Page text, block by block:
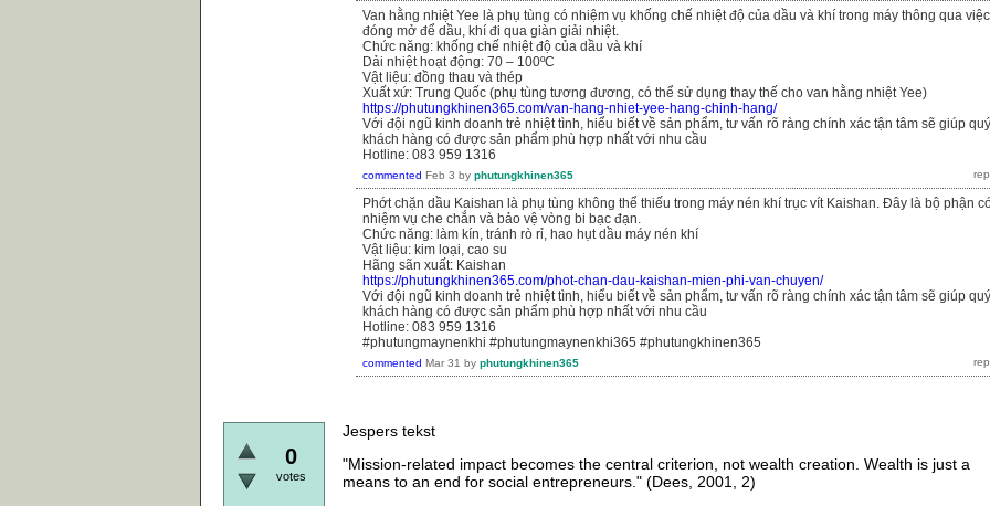
Van hằng nhiệt Yee là phụ tùng có nhiệm vụ khống chế nhiệt độ của dầu và khí trong máy thông qua việc
đóng mở để dầu, khí đi qua giàn giải nhiệt.
Chức năng: khống chế nhiệt độ của dầu và khí
Dải nhiệt hoạt động: 70 – 100ºC
Vật liệu: đồng thau và thép
Xuất xứ: Trung Quốc (phụ tùng tương đương, có thể sử dụng thay thế cho van hằng nhiệt Yee)
https://phutungkhinen365.com/van-hang-nhiet-yee-hang-chinh-hang/
Với đội ngũ kinh doanh trẻ nhiệt tình, hiểu biết về sản phẩm, tư vấn rõ ràng chính xác tận tâm sẽ giúp quý
khách hàng có được sản phẩm phù hợp nhất với nhu cầu
Hotline: 083 959 1316
commented Feb 3 by phutungkhinen365
Phớt chặn dầu Kaishan là phụ tùng không thể thiếu trong máy nén khí trục vít Kaishan. Đây là bộ phận
nhiệm vụ che chắn và bảo vệ vòng bi bạc đạn.
Chức năng: làm kín, tránh rò rỉ, hao hụt dầu máy nén khí
Vật liệu: kim loại, cao su
Hãng sãn xuất: Kaishan
https://phutungkhinen365.com/phot-chan-dau-kaishan-mien-phi-van-chuyen/
Với đội ngũ kinh doanh trẻ nhiệt tình, hiểu biết về sản phẩm, tư vấn rõ ràng chính xác tận tâm sẽ giúp quý
khách hàng có được sản phẩm phù hợp nhất với nhu cầu
Hotline: 083 959 1316
#phutungmaynenkhi #phutungmaynenkhi365 #phutungkhinen365
commented Mar 31 by phutungkhinen365
0
votes
Jespers tekst
"Mission-related impact becomes the central criterion, not wealth creation. Wealth is just a
means to an end for social entrepreneurs." (Dees, 2001, 2)